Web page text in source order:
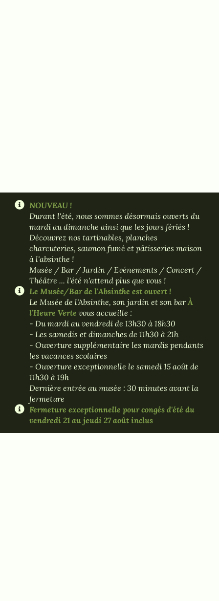
NOUVEAU !
Durant l'été, nous sommes désormais ouverts du
mardi au dimanche ainsi que les jours fériés !
Découvrez nos tartinables, planches
charcuteries, saumon fumé et pâtisseries maison
à l'absinthe !
Musée / Bar / Jardin / Evénements / Concert /
Théâtre ... l'été n'attend plus que vous !
Le Musée/Bar de l'Absinthe est ouvert !
Le Musée de l'Absinthe, son jardin et son barÀ
l’Heure Verte vous accueille :
- Du mardi au vendredi de 13h30 à 18h30
- Les samedis et dimanches de 11h30 à 21h
- Ouverture supplémentaire les mardis pendants
les vacances scolaires
- Ouverture exceptionnelle le samedi 15 août de
11h30 à 19h
Dernière entrée au musée : 30 minutes avant la
fermeture
Fermeture exceptionnelle pour congés d'été du
vendredi 21 au jeudi 27 août inclus